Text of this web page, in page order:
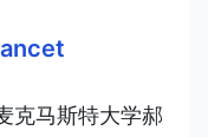
克马斯特大学郝